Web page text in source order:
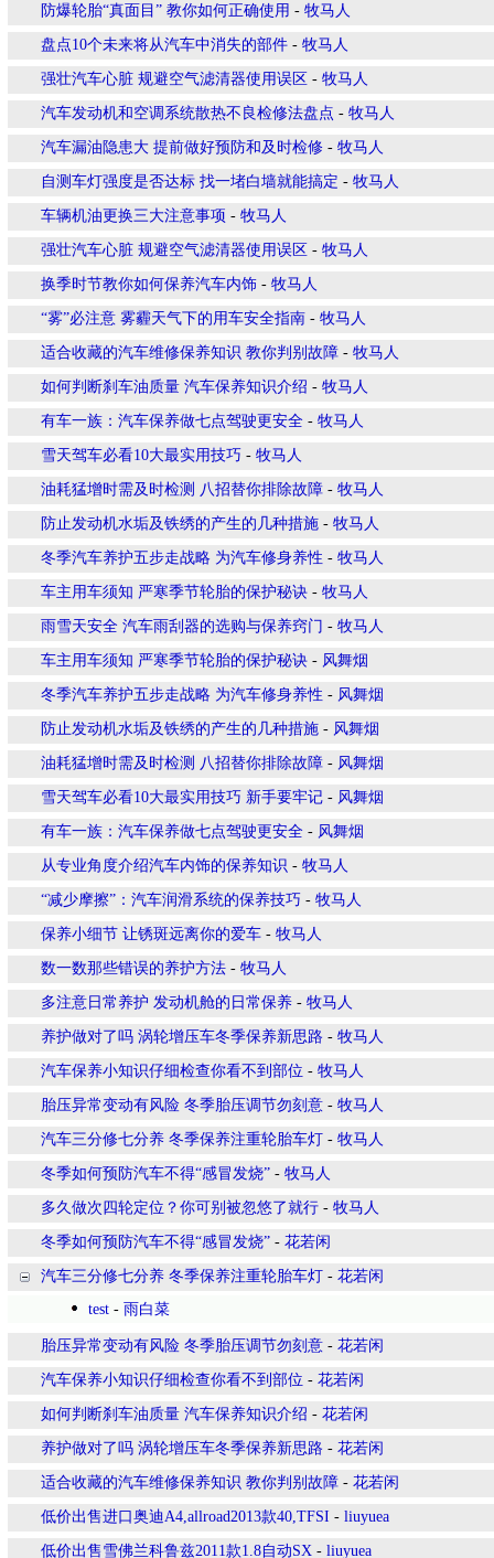
防爆轮胎“真面目” 教你如何正确使用 - 牧马人
盘点10个未来将从汽车中消失的部件 - 牧马人
强壮汽车心脏 规避空气滤清器使用误区 - 牧马人
汽车发动机和空调系统散热不良检修法盘点 - 牧马人
汽车漏油隐患大 提前做好预防和及时检修 - 牧马人
自测车灯强度是否达标 找一堵白墙就能搞定 - 牧马人
车辆机油更换三大注意事项 - 牧马人
强壮汽车心脏 规避空气滤清器使用误区 - 牧马人
换季时节教你如何保养汽车内饰 - 牧马人
“雾”必注意 雾霾天气下的用车安全指南 - 牧马人
适合收藏的汽车维修保养知识 教你判别故障 - 牧马人
如何判断刹车油质量 汽车保养知识介绍 - 牧马人
有车一族：汽车保养做七点驾驶更安全 - 牧马人
雪天驾车必看10大最实用技巧 - 牧马人
油耗猛增时需及时检测 八招替你排除故障 - 牧马人
防止发动机水垢及铁绣的产生的几种措施 - 牧马人
冬季汽车养护五步走战略 为汽车修身养性 - 牧马人
车主用车须知 严寒季节轮胎的保护秘诀 - 牧马人
雨雪天安全 汽车雨刮器的选购与保养窍门 - 牧马人
车主用车须知 严寒季节轮胎的保护秘诀 - 风舞烟
冬季汽车养护五步走战略 为汽车修身养性 - 风舞烟
防止发动机水垢及铁绣的产生的几种措施 - 风舞烟
油耗猛增时需及时检测 八招替你排除故障 - 风舞烟
雪天驾车必看10大最实用技巧 新手要牢记 - 风舞烟
有车一族：汽车保养做七点驾驶更安全 - 风舞烟
从专业角度介绍汽车内饰的保养知识 - 牧马人
“减少摩擦”：汽车润滑系统的保养技巧 - 牧马人
保养小细节 让锈斑远离你的爱车 - 牧马人
数一数那些错误的养护方法 - 牧马人
多注意日常养护 发动机舱的日常保养 - 牧马人
养护做对了吗 涡轮增压车冬季保养新思路 - 牧马人
汽车保养小知识仔细检查你看不到部位 - 牧马人
胎压异常变动有风险 冬季胎压调节勿刻意 - 牧马人
汽车三分修七分养 冬季保养注重轮胎车灯 - 牧马人
冬季如何预防汽车不得“感冒发烧” - 牧马人
多久做次四轮定位？你可别被忽悠了就行 - 牧马人
冬季如何预防汽车不得“感冒发烧” - 花若闲
汽车三分修七分养 冬季保养注重轮胎车灯 - 花若闲
test - 雨白菜
胎压异常变动有风险 冬季胎压调节勿刻意 - 花若闲
汽车保养小知识仔细检查你看不到部位 - 花若闲
如何判断刹车油质量 汽车保养知识介绍 - 花若闲
养护做对了吗 涡轮增压车冬季保养新思路 - 花若闲
适合收藏的汽车维修保养知识 教你判别故障 - 花若闲
低价出售进口奥迪A4,allroad2013款40,TFSI - liuyuea
低价出售雪佛兰科鲁兹2011款1.8自动SX - liuyuea